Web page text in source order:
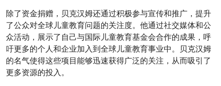
除了资金捐赠，贝克汉姆还通过积极参与宣传和推广，提升
了公众对全球儿童教育问题的关注度。他通过社交媒体和公
众活动，展示了自己与国际儿童教育基金会合作的成果，呼
吁更多的个人和企业加入到全球儿童教育事业中。贝克汉姆
的名气使得这些项目能够迅速获得广泛的关注，从而吸引了
更多资源的投入。